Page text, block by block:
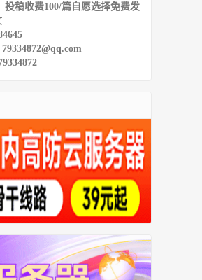
投稿收费100/篇自愿选择免费发
79334872@qq.com